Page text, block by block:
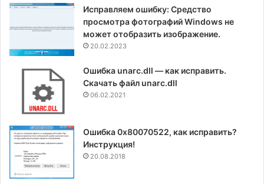
Исправляем ошибку: Средство
просмотра фотографий Windows не
может отобразить изображение.
20.02.2023
Ошибка unarc.dll — как исправить.
Скачать файл unarc.dll
06.02.2021
Ошибка 0x80070522, как исправить?
Инструкция!
20.08.2018